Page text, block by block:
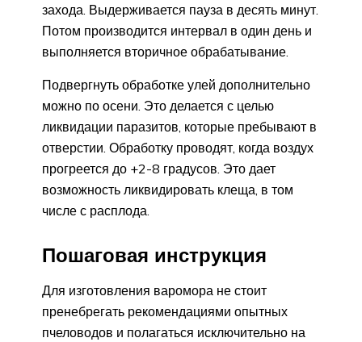
захода. Выдерживается пауза в десять минут.
Потом производится интервал в один день и
выполняется вторичное обрабатывание.
Подвергнуть обработке улей дополнительно
можно по осени. Это делается с целью
ликвидации паразитов, которые пребывают в
отверстии. Обработку проводят, когда воздух
прогреется до +2-8 градусов. Это дает
возможность ликвидировать клеща, в том
числе с расплода.
Пошаговая инструкция
Для изготовления варомора не стоит
пренебрегать рекомендациями опытных
пчеловодов и полагаться исключительно на